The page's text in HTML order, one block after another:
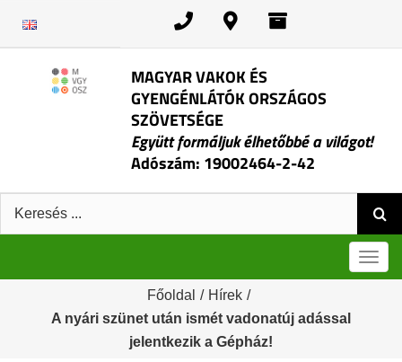
MAGYAR VAKOK ÉS
GYENGÉNLÁTÓK ORSZÁGOS
SZÖVETSÉGE
Együtt formáljuk élhetőbbé a világot!
Adószám: 19002464-2-42
Keresés:
Főoldal / Hírek /
A nyári szünet után ismét vadonatúj adással
jelentkezik a Gépház!